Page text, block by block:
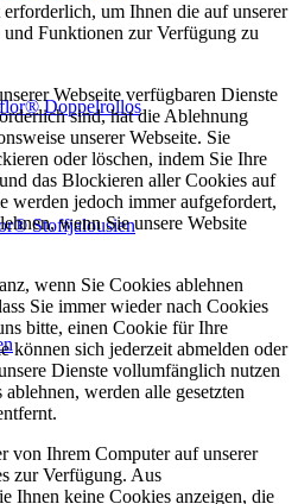
Doppelrollos
Stoffjalousien
um Ihnen die auf unserer
Funktionen zur Verfügung zu
Webseite verfügbaren Dienste
sind, hat die Ablehnung
unserer Webseite. Sie
oder löschen, indem Sie Ihre
das Blockieren aller Cookies auf
werden jedoch immer aufgefordert,
wenn Sie unsere Website
wenn Sie Cookies ablehnen
Sie immer wieder nach Cookies
bitte, einen Cookie für Ihre
können sich jederzeit abmelden oder
Dienste vollumfänglich nutzen
werden alle gesetzten
von Ihrem Computer auf unserer
zur Verfügung. Aus
Ihnen keine Cookies anzeigen, die